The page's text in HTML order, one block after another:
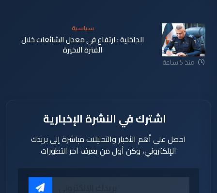
منذ 5 ساعة
سياسية
الداخلية : ارتفاع في معدل الشائعات خلال
الفترة الاخيرة
اشترك في النشرة الإخبارية
احصل على أهم الأخبار والتحليلات مباشرة إلى بريدك
الإلكتروني، وكن أول من يعرف آخر التطورات